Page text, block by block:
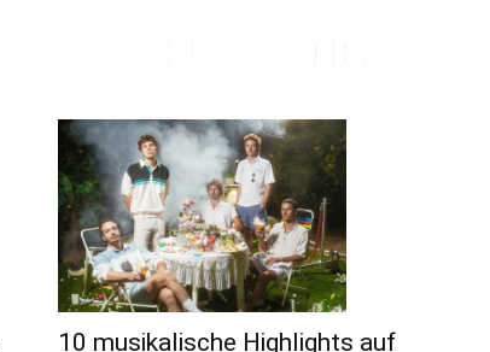
10 musikalische Highlights auf